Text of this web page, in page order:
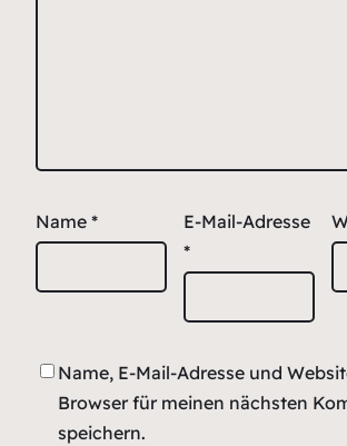
Name *
E-Mail-Adresse
*
Name, E-Mail-Adresse und
Browser für meinen nächsten
speichern.